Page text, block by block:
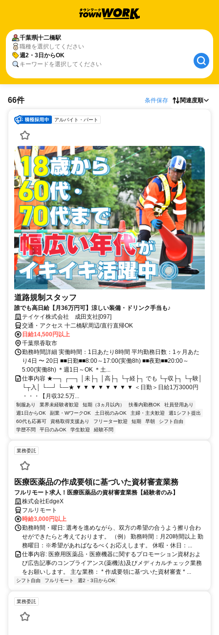
千葉県十二橋駅
職種を選択してください
週2・3日からOK
キーワードを選択してください
66件 条件保存 関連度順
アルバイト・パート
道路規制スタッフ
誰でも高日給【月36万円可】涼しい装備・ドリンク手当も♪
テイケイ株式会社 成田支社[097]
交通・アクセス 十二橋駅周辺/直行直帰OK
日給14,500円以上
千葉県香取市
勤務時間詳細 実働時間：1日あたり8時間 平均勤務日数：1ヶ月あた
り4日 〜 20日 ■■日勤■■8:00～17:00(実働8h) ■■夜勤■■20:00～
5:00(実働8h) ＊週1日～OK ＊土...
仕事内容 ★―┐ ┌―┐ │未├┐ │高├┐ └┬経├┐ でも └┬収├┐ └┬験│
└┬入│ └―┘ └―★ ▼ ▼ ▼ ▼ ▼ ▼ ▼ ▼ ＜日勤＞日給1万3000円
・・・【月収32.5万...
制服あり 業界未経験者歓迎 短期（3ヵ月以内） 扶養内勤務OK
社員登用あり
週1日からOK
副業・WワークOK 土日祝のみOK 主婦・主夫歓迎
週1シフト提出
60代も応募可
資格取得支援あり フリーター歓迎 短期 早朝
シフト自由
学歴不問
平日のみOK 学生歓迎 経験不問
業務委託
医療医薬品の作成要領に基づいた資材審査業務
フルリモート求人！医療医薬品の資材審査業務【経験者のみ】
株式会社EdgeX
フルリモート
時給3,000円以上
勤務時間・曜日: 選考を進めながら、双方の希望の合うよう擦り合わ
せができたらと考えております。 （例） 勤務時間：月20時間以上 勤
務曜日：※希望があればなるべくお応えします。 休暇・休日：...
仕事内容: 医療用医薬品・医療機器に関するプロモーション資材およ
び広告記事のコンプライアンス(薬機法)及びメディカルチェック業務
をお願いします。 主な業務： * 作成要領に基づいた資材審査 * ...
シフト自由 フルリモート 週2・3日からOK
業務委託